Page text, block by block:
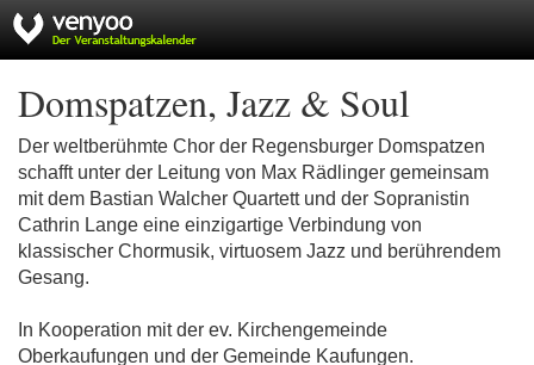
Domspatzen, Jazz & Soul
Der weltberühmte Chor der Regensburger Domspatzen
schafft unter der Leitung von Max Rädlinger gemeinsam
mit dem Bastian Walcher Quartett und der Sopranistin
Cathrin Lange eine einzigartige Verbindung von
klassischer Chormusik, virtuosem Jazz und berührendem
Gesang.
In Kooperation mit der ev. Kirchengemeinde
Oberkaufungen und der Gemeinde Kaufungen.